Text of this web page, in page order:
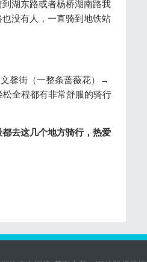
湖东路或者杨桥湖南路我
没有人，一直骑到地铁站
馨街（一整条蔷薇花）→
全程都有非常舒服的骑行
去这几个地方骑行，热爱